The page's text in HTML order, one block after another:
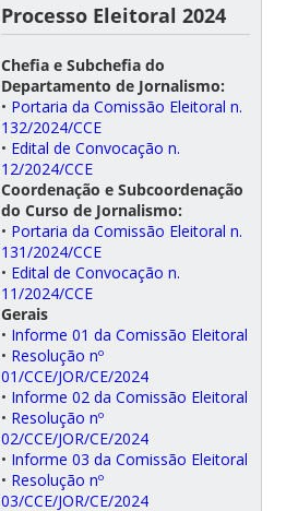
Processo Eleitoral 2024
Chefia e Subchefia do
Departamento de Jornalismo:
• Portaria da Comissão Eleitoral n.
132/2024/CCE
• Edital de Convocação n.
12/2024/CCE
Coordenação e Subcoordenação
do Curso de Jornalismo:
• Portaria da Comissão Eleitoral n.
131/2024/CCE
• Edital de Convocação n.
11/2024/CCE
Gerais
• Informe 01 da Comissão Eleitoral
• Resolução nº
01/CCE/JOR/CE/2024
• Informe 02 da Comissão Eleitoral
• Resolução nº
02/CCE/JOR/CE/2024
• Informe 03 da Comissão Eleitoral
• Resolução nº
03/CCE/JOR/CE/2024